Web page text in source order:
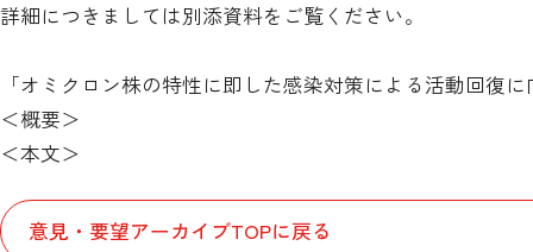
詳細につきましては別添資料をご覧ください。
「オミクロン株の特性に即した感染対策による活動回復
＜概要＞
＜本文＞
意見・要望アーカイブTOPに戻る